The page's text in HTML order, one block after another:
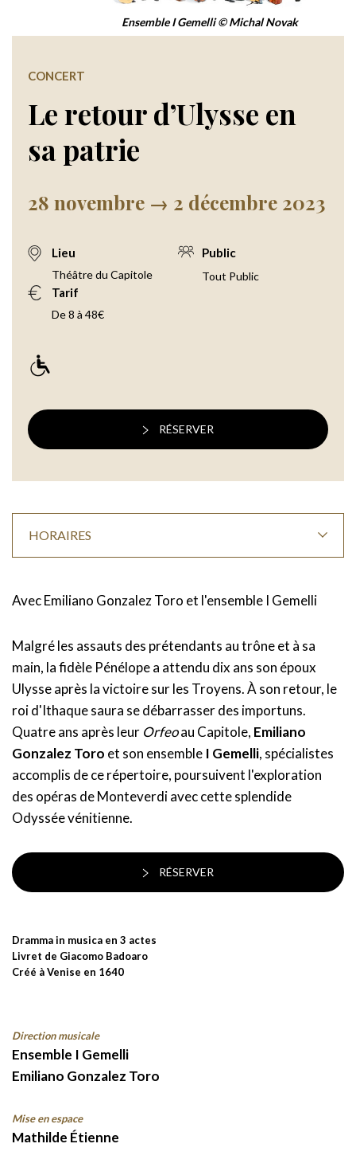
Ensemble I Gemelli © Michal Novak
Le retour d’Ulysse en
sa patrie
CONCERT
28 novembre → 2 décembre 2023
Lieu
Théâtre du Capitole
Public
Tout Public
Tarif
De 8 à 48€
RÉSERVER
HORAIRES
Avec Emiliano Gonzalez Toro et l'ensemble I Gemelli
Malgré les assauts des prétendants au trône et à sa
main, la fidèle Pénélope a attendu dix ans son époux
Ulysse après la victoire sur les Troyens. À son retour, le
roi d'Ithaque saura se débarrasser des importuns.
Quatre ans après leur Orfeoau Capitole, Emiliano
Gonzalez Toro et son ensemble I Gemelli, spécialistes
accomplis de ce répertoire, poursuivent l'exploration
des opéras de Monteverdi avec cette splendide
Odyssée vénitienne.
RÉSERVER
Dramma in musica en 3 actes
Livret de Giacomo Badoaro
Créé à Venise en 1640
Direction musicale
Ensemble I Gemelli
Emiliano Gonzalez Toro
Mise en espace
Mathilde Étienne